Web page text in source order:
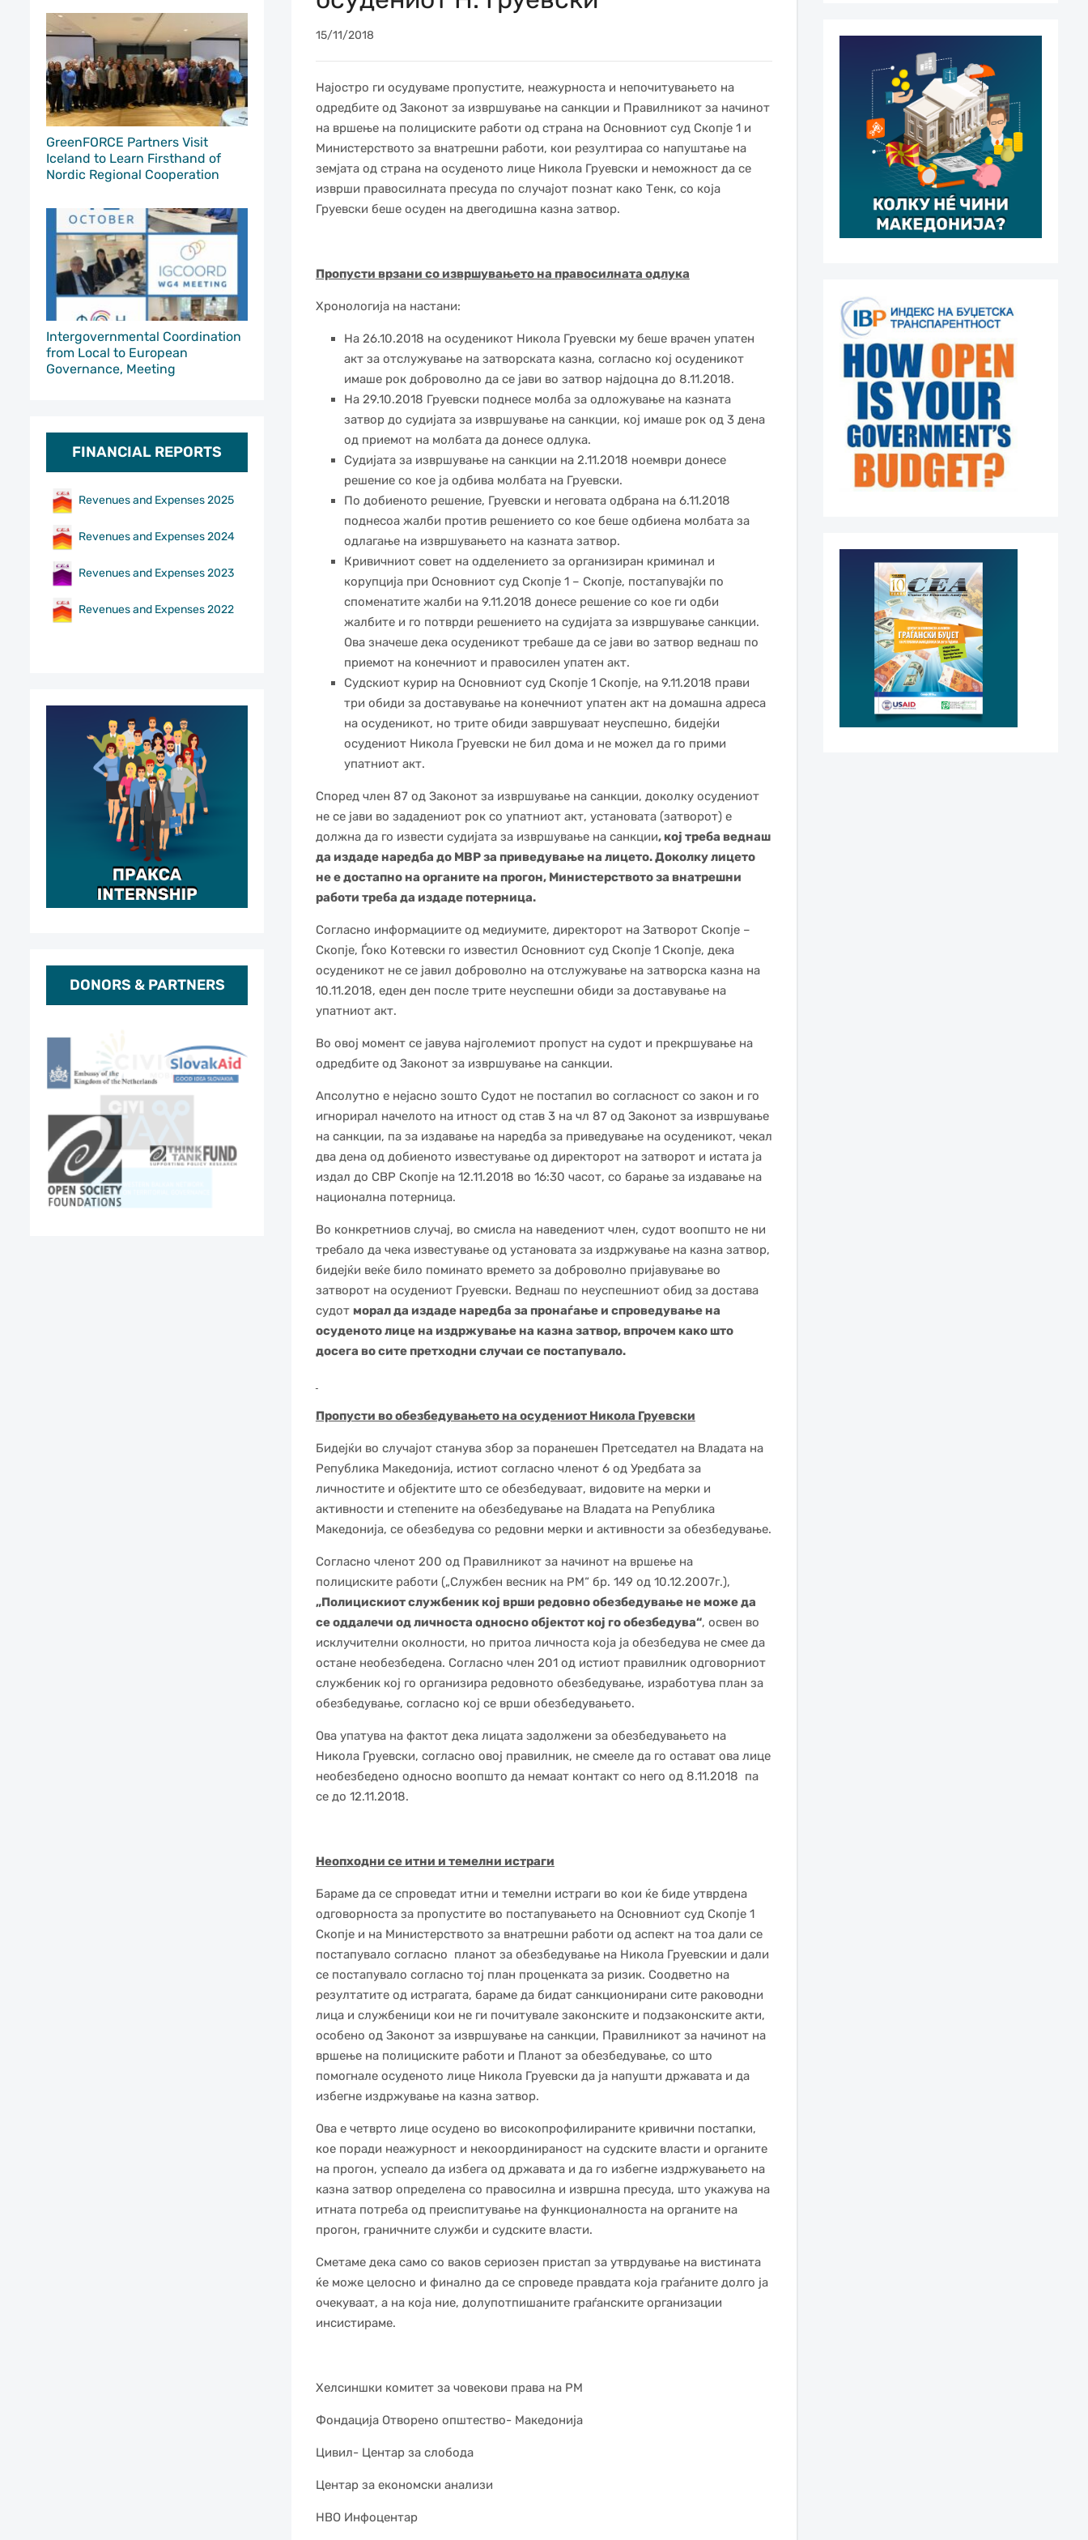
GreenFORCE Partners Visit
Iceland to Learn Firsthand of
Nordic Regional Cooperation
Intergovernmental Coordination
from Local to European
Governance, Meeting
FINANCIAL REPORTS
Revenues and Expenses 2025
Revenues and Expenses 2024
Revenues and Expenses 2023
Revenues and Expenses 2022
DONORS & PARTNERS
15/11/2018
Најостро ги осудуваме пропустите, неажурноста и непочитувањето на
одредбите од Законот за извршување на санкции и Правилникот за начинот
на вршење на полициските работи од страна на Основниот суд Скопје 1 и
Министерството за внатрешни работи, кои резултираа со напуштање на
земјата од страна на осуденото лице Никола Груевски и неможност да се
изврши правосилната пресуда по случајот познат како Тенк, со која
Груевски беше осуден на двегодишна казна затвор.
Пропусти врзани со извршувањето на правосилната одлука
Хронологија на настани:
На 26.10.2018 на осуденикот Никола Груевски му беше врачен упатен
акт за отслужување на затворската казна, согласно кој осуденикот
имаше рок доброволно да се јави во затвор најдоцна до 8.11.2018.
На 29.10.2018 Груевски поднесе молба за одложување на казната
затвор до судијата за извршување на санкции, кој имаше рок од 3 дена
од приемот на молбата да донесе одлука.
Судијата за извршување на санкции на 2.11.2018 ноември донесе
решение со кое ја одбива молбата на Груевски.
По добиеното решение, Груевски и неговата одбрана на 6.11.2018
поднесоа жалби против решението со кое беше одбиена молбата за
одлагање на извршувањето на казната затвор.
Кривичниот совет на одделението за организиран криминал и
корупција при Основниот суд Скопје 1 – Скопје, постапувајќи по
споменатите жалби на 9.11.2018 донесе решение со кое ги одби
жалбите и го потврди решението на судијата за извршување санкции.
Ова значеше дека осуденикот требаше да се јави во затвор веднаш по
приемот на конечниот и правосилен упатен акт.
Судскиот курир на Основниот суд Скопје 1 Скопје, на 9.11.2018 прави
три обиди за доставување на конечниот упатен акт на домашна адреса
на осуденикот, но трите обиди завршуваат неуспешно, бидејќи
осудениот Никола Груевски не бил дома и не можел да го прими
упатниот акт.
Според член 87 од Законот за извршување на санкции, доколку осудениот
не се јави во зададениот рок со упатниот акт, установата (затворот) е
должна да го извести судијата за извршување на санкции, кој треба веднаш
да издаде наредба до МВР за приведување на лицето. Доколку лицето
не е достапно на органите на прогон, Министерството за внатрешни
работи треба да издаде потерница.
Согласно информациите од медиумите, директорот на Затворот Скопје –
Скопје, Ѓоко Котевски го известил Основниот суд Скопје 1 Скопје, дека
осуденикот не се јавил доброволно на отслужување на затворска казна на
10.11.2018, еден ден после трите неуспешни обиди за доставување на
упатниот акт.
Во овој момент се јавува најголемиот пропуст на судот и прекршување на
одредбите од Законот за извршување на санкции.
Апсолутно е нејасно зошто Судот не постапил во согласност со закон и го
игнорирал начелото на итност од став 3 на чл 87 од Законот за извршување
на санкции, па за издавање на наредба за приведување на осуденикот, чекал
два дена од добиеното известување од директорот на затворот и истата ја
издал до СВР Скопје на 12.11.2018 во 16:30 часот, со барање за издавање на
национална потерница.
Во конкретниов случај, во смисла на наведениот член, судот воопшто не ни
требало да чека известување од установата за издржување на казна затвор,
бидејќи веќе било поминато времето за доброволно пријавување во
затворот на осудениот Груевски. Веднаш по неуспешниот обид за достава
судот морал да издаде наредба за пронаѓање и спроведување на
осуденото лице на издржување на казна затвор, впрочем како што
досега во сите претходни случаи се постапувало.
Пропусти во обезбедувањето на осудениот Никола Груевски
Бидејќи во случајот станува збор за поранешен Претседател на Владата на
Република Македонија, истиот согласно членот 6 од Уредбата за
личностите и објектите што се обезбедуваат, видовите на мерки и
активности и степените на обезбедување на Владата на Република
Македонија, се обезбедува со редовни мерки и активности за обезбедување.
Согласно членот 200 од Правилникот за начинот на вршење на
полициските работи („Службен весник на РМ“ бр. 149 од 10.12.2007г.),
„Полицискиот службеник кој врши редовно обезбедување не може да
се оддалечи од личноста односно објектот кој го обезбедува“, освен во
исклучителни околности, но притоа личноста која ја обезбедува не смее да
остане необезбедена. Согласно член 201 од истиот правилник одговорниот
службеник кој го организира редовното обезбедување, изработува план за
обезбедување, согласно кој се врши обезбедувањето.
Ова упатува на фактот дека лицата задолжени за обезбедувањето на
Никола Груевски, согласно овој правилник, не смееле да го остават ова лице
необезбедено односно воопшто да немаат контакт со него од 8.11.2018 па
се до 12.11.2018.
Неопходни се итни и темелни истраги
Бараме да се спроведат итни и темелни истраги во кои ќе биде утврдена
одговорноста за пропустите во постапувањето на Основниот суд Скопје 1
Скопје и на Министерството за внатрешни работи од аспект на тоа дали се
постапувало согласно планот за обезбедување на Никола Груевскии и дали
се постапувало согласно тој план проценката за ризик. Соодветно на
резултатите од истрагата, бараме да бидат санкционирани сите раководни
лица и службеници кои не ги почитувале законските и подзаконските акти,
особено од Законот за извршување на санкции, Правилникот за начинот на
вршење на полициските работи и Планот за обезбедување, со што
помогнале осуденото лице Никола Груевски да ја напушти државата и да
избегне издржување на казна затвор.
Ова е четврто лице осудено во високопрофилираните кривични постапки,
кое поради неажурност и некоординираност на судските власти и органите
на прогон, успеало да избега од државата и да го избегне издржувањето на
казна затвор определена со правосилна и извршна пресуда, што укажува на
итната потреба од преиспитување на функционалноста на органите на
прогон, граничните служби и судските власти.
Сметаме дека само со ваков сериозен пристап за утврдување на вистината
ќе може целосно и финално да се спроведе правдата која граѓаните долго ја
очекуваат, а на која ние, долупотпишаните граѓанските организации
инсистираме.
Хелсиншки комитет за човекови права на РМ
Фондација Отворено општество- Македонија
Цивил- Центар за слобода
Центар за економски анализи
НВО Инфоцентар